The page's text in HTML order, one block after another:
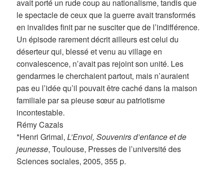
avait porté un rude coup au nationalisme, tandis que
le spectacle de ceux que la guerre avait transformés
en invalides finit par ne susciter que de l’indifférence.
Un épisode rarement décrit ailleurs est celui du
déserteur qui, blessé et venu au village en
convalescence, n’avait pas rejoint son unité. Les
gendarmes le cherchaient partout, mais n’auraient
pas eu l’idée qu’il pouvait être caché dans la maison
familiale par sa pieuse sœur au patriotisme
incontestable.
Rémy Cazals
*Henri Grimal,L’Envol, Souvenirs d’enfance et de
jeunesse, Toulouse, Presses de l’université des
Sciences sociales, 2005, 355 p.